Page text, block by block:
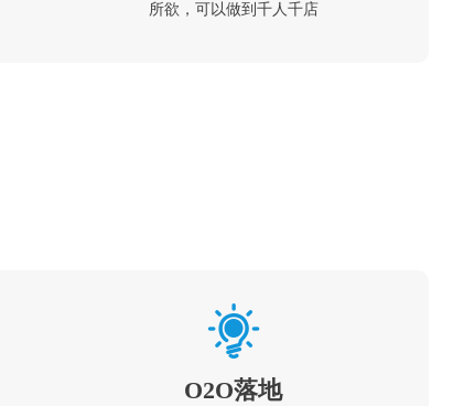
所欲，可以做到千人千店
O2O落地